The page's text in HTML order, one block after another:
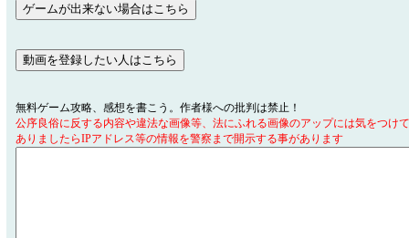
無料ゲーム攻略、感想を書こう。作者様への批判は禁止！
公序良俗に反する内容や違法な画像等、法にふれる画像のアップには気をつけ
ありましたらIPアドレス等の情報を警察まで開示する事があります